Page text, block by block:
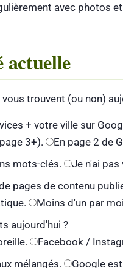
avec photos
trouvent (ou non)
+ votre ville sur
3+).
En page 2 de
mots-clés.
Je n'ai
pages de contenu
Moins d'un par
aujourd'hui ?
Facebook /
mélangés.
Google